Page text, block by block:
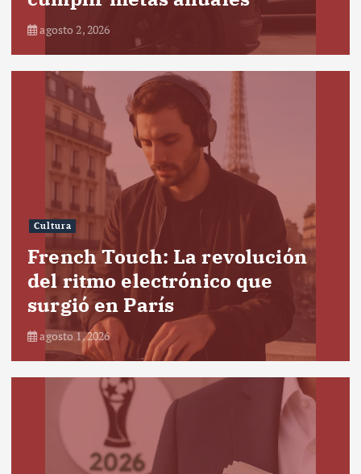
agosto 2, 2026
Cultura
French Touch: La revolución
del ritmo electrónico que
surgió en París
agosto 1, 2026